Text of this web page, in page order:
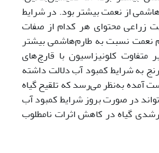
از نعمت بیشتر بود. در شرایط
تا %50 ظرفیت زراعی محتوای هر کدام از صفات
نعمت نسبت به طارم‌هاشمی بیشتر
متفاوت کلونیزاسیون با قارچ‌های
به شرایط کمبود آب دلالت داشته
آمده به‌نظر می‌رسد که تلقیح گیاه
در صورت بروز شرایط کمبود آب
گیاه در کاهش اثرات نامطلوب